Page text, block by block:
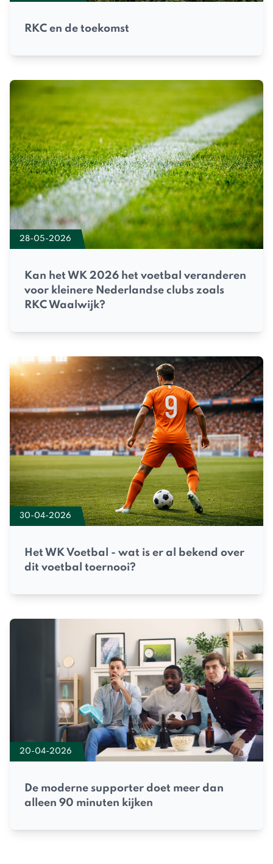
RKC en de toekomst
28-05-2026
Kan het WK 2026 het voetbal veranderen
voor kleinere Nederlandse clubs zoals
RKC Waalwijk?
30-04-2026
Het WK Voetbal - wat is er al bekend over
dit voetbal toernooi?
20-04-2026
De moderne supporter doet meer dan
alleen 90 minuten kijken